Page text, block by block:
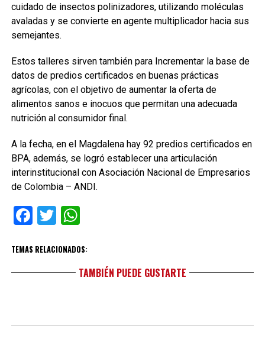
cuidado de insectos polinizadores, utilizando moléculas
avaladas y se convierte en agente multiplicador hacia sus
semejantes.
Estos talleres sirven también para Incrementar la base de
datos de predios certificados en buenas prácticas
agrícolas, con el objetivo de aumentar la oferta de
alimentos sanos e inocuos que permitan una adecuada
nutrición al consumidor final.
A la fecha, en el Magdalena hay 92 predios certificados en
BPA, además, se logró establecer una articulación
interinstitucional con Asociación Nacional de Empresarios
de Colombia – ANDI.
Facebook
TwitterWhatsApp
TEMAS RELACIONADOS:
TAMBIÉN PUEDE GUSTARTE